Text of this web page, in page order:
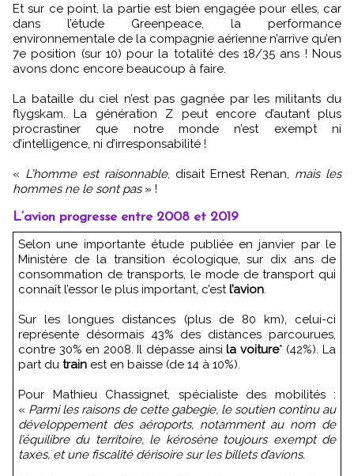
Et sur ce point, la partie est bien engagée pour elles, car
dans l’étude Greenpeace, la performance
environnementale de la compagnie aérienne n’arrive qu’en
7e position (sur 10) pour la totalité des 18/35 ans ! Nous
avons donc encore beaucoup à faire.
La bataille du ciel n’est pas gagnée par les militants du
flygskam. La génération Z peut encore d’autant plus
procrastiner que notre monde n’est exempt ni
d’intelligence, ni d’irresponsabilité !
« L’homme est raisonnable, disait Ernest Renan, mais les
hommes ne le sont pas » !
L’avion progresse entre 2008 et 2019
Selon une importante étude publiée en janvier par le
Ministère de la transition écologique, sur dix ans de
consommation de transports, le mode de transport qui
connaît l’essor le plus important, c’estl’avion.
Sur les longues distances (plus de 80 km), celui-ci
représente désormais 43% des distances parcourues,
contre 30% en 2008. Il dépasse ainsila voiture* (42%). La
part du train est en baisse (de 14 à 10%).
Pour Mathieu Chassignet, spécialiste des mobilités :
« Parmi les raisons de cette gabegie, le soutien continu au
développement des aéroports, notamment au nom de
l’équilibre du territoire, le kérosène toujours exempt de
taxes, et une fiscalité dérisoire sur les billets d’avions.